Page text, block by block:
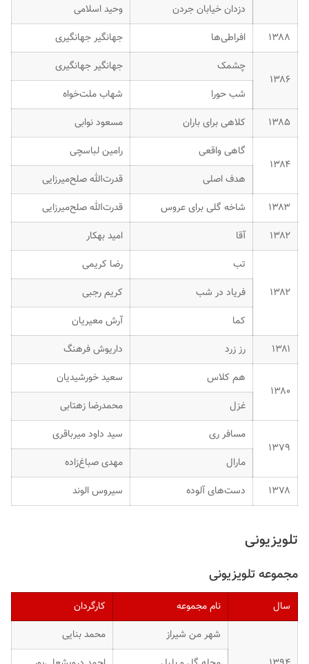
دزدان خیابان جردن
وحید اسلامی
۱۳۸۸
افراطی‌ها جهانگیر جهانگیری
۱۳۸۶
چشمک
جهانگیر جهانگیری
شب حورا
شهاب ملت‌خواه
۱۳۸۵
کلاهی برای باران مسعود نوابی
۱۳۸۴
گاهی واقعی
رامین لباسچی
هدف اصلی
قدرت‌الله صلح‌میرزایی
۱۳۸۳
شاخه گلی برای عروس
قدرت‌الله صلح‌میرزایی
۱۳۸۲
آقا امید بهکار
۱۳۸۲
تب
رضا کریمی
فریاد در شب
کریم رجبی
کما
آرش معیریان
۱۳۸۱
رز زرد داریوش فرهنگ
۱۳۸۰
هم کلاس
سعید خورشیدیان
غزل
محمدرضا زهتابی
۱۳۷۹
مسافر ری
سید داود میرباقری
مارال
مهدی صباغ‌زاده
۱۳۷۸
دست‌های آلوده سیروس الوند
تلویزیونی
مجموعه تلویزیونی
سال نام مجموعه کارگردان
شهر من شیراز
محمد بنایی